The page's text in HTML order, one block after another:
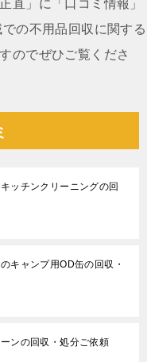
直」に「口コミ情報」
の不用品回収に関する
のでぜひご覧くださ
ッチンクリーニングの回
キャンプ用OD缶の回収・
ーンの回収・処分ご依頼